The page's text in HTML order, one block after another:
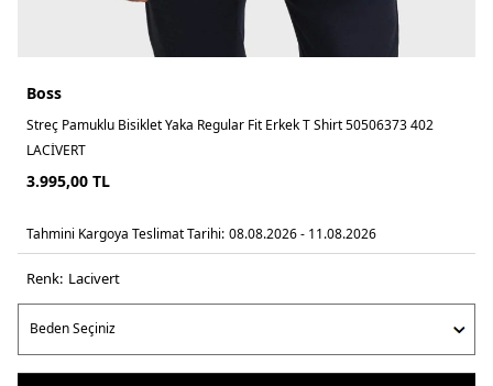
Boss
Streç Pamuklu Bisiklet Yaka Regular Fit Erkek T Shirt 50506373 402
LACİVERT
3.995,00 TL
Tahmini Kargoya Teslimat Tarihi: 08.08.2026 - 11.08.2026
Renk: laci̇vert